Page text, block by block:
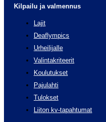
Kilpailu ja valmennus
Lajit
Deaflympics
Urheilijalle
Valintakriteerit
Koulutukset
Pajulahti
Tulokset
Liiton kv-tapahtumat